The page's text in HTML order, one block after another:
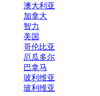
澳大利亚
加拿大
智力
美国
哥伦比亚
厄瓜多尔
巴拿马
玻利维亚
玻利维亚